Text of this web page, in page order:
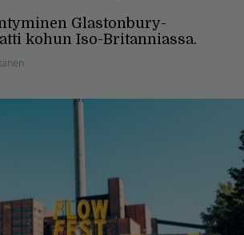
Glastonbury-
kohun Iso-Britanniassa.